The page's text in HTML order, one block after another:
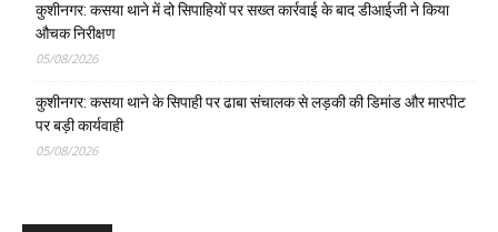
कुशीनगर: कसया थाने में दो सिपाहियों पर सख्त कार्रवाई के बाद डीआईजी ने किया
औचक निरीक्षण
05/08/2026
कुशीनगर: कसया थाने के सिपाही पर ढाबा संचालक से लड़की की डिमांड और मारपीट
पर बड़ी कार्यवाही
05/08/2026